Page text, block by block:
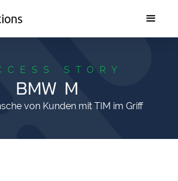
STORY
BMW M
von Kunden mit TIM im Griff